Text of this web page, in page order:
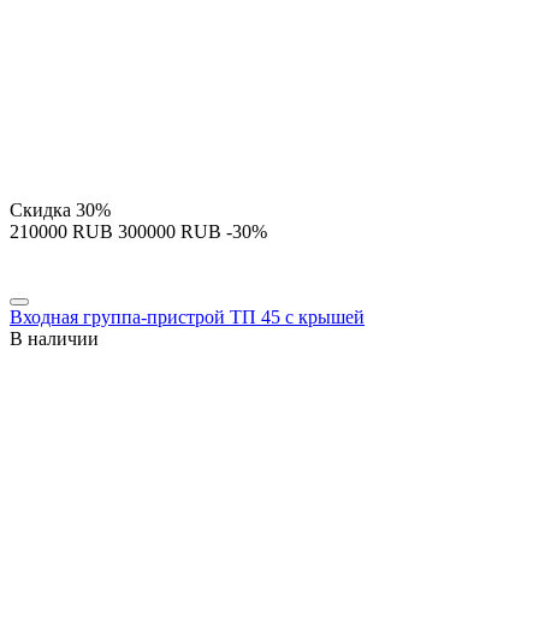
Скидка 30%
‍210000‍ RUB ‍300000‍ RUB -30%
Входная группа-пристрой ТП 45 с крышей
В наличии